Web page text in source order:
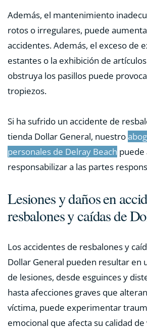
Además, el mantenimiento
rotos o irregulares, puede
accidentes. Además, el exceso de
estantes o la exhibición de
obstruya los pasillos puede
tropiezos.
Si ha sufrido un accidente de
tienda Dollar General, nuestro
personales de Delray Beach puede
responsabilizar a las partes
Lesiones y daños en
resbalones y caídas de
Los accidentes de resbalones y
Dollar General pueden resultar en
de lesiones, desde esguinces y
hasta afecciones graves que
víctima, puede experimentar
emocional que afecta su calidad